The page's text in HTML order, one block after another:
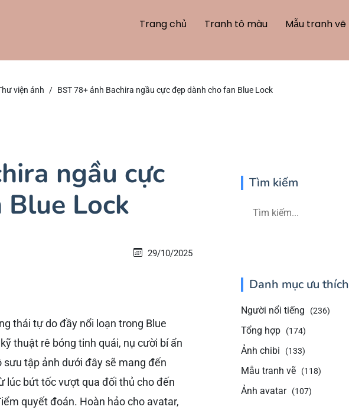
Trang chủ Tranh tô màu Mẫu tranh vẽ
viện ảnh BST 78+ ảnh Bachira ngầu cực đẹp dành cho fan Blue Lock
ngầu cực
Lock
29/10/2025
thái tự do đầy nổi loạn trong Blue
thuật rê bóng tinh quái, nụ cười bí ẩn
sưu tập ảnh dưới đây sẽ mang đến
lúc bứt tốc vượt qua đối thủ cho đến
quyết đoán. Hoàn hảo cho avatar,
Tìm kiếm
Danh mục ưu thích
Người nổi tiếng (236)
Tổng hợp (174)
Ảnh chibi (133)
Mẫu tranh vẽ (118)
Ảnh avatar (107)